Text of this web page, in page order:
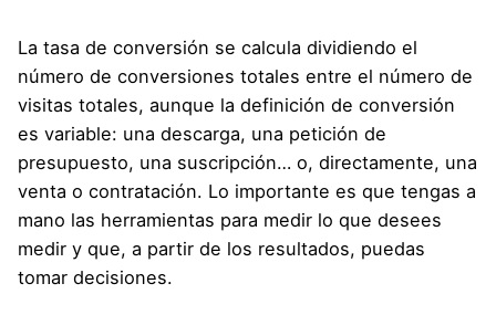
La tasa de conversión se calcula dividiendo el
número de conversiones totales entre el número de
visitas totales, aunque la definición de conversión
es variable: una descarga, una petición de
presupuesto, una suscripción… o, directamente, una
venta o contratación. Lo importante es que tengas a
mano las herramientas para medir lo que desees
medir y que, a partir de los resultados, puedas
tomar decisiones.